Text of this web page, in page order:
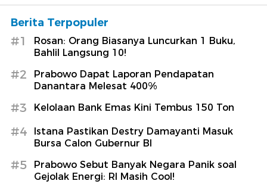
Berita Terpopuler
#1
Rosan: Orang Biasanya Luncurkan 1 Buku,
Bahlil Langsung 10!
#2
Prabowo Dapat Laporan Pendapatan
Danantara Melesat 400%
#3 Kelolaan Bank Emas Kini Tembus 150 Ton
#4
Istana Pastikan Destry Damayanti Masuk
Bursa Calon Gubernur BI
#5
Prabowo Sebut Banyak Negara Panik soal
Gejolak Energi: RI Masih Cool!